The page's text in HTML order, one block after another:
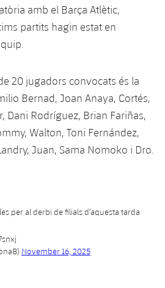
amb el Barça Atlètic,
partits hagin estat en
20 jugadors convocats és la
Bernad, Joan Anaya, Cortés,
Dani Rodríguez, Brian Fariñas,
Walton, Toni Fernández,
Juan, Sama Nomoko i Dro.
per al derbi de filials d’aquesta tarda
November 16, 2025